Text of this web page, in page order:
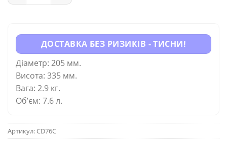
ДОСТАВКА БЕЗ РИЗИКІВ - ТИСНИ!
Діаметр: 205 мм.
Висота: 335 мм.
Вага: 2.9 кг.
Об’єм: 7.6 л.
Артикул:CD76C